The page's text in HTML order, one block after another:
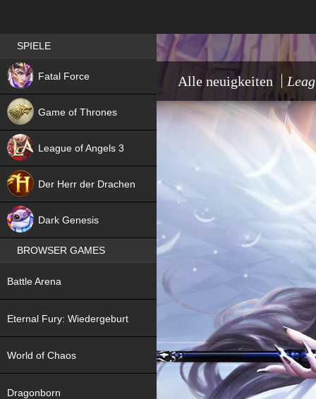
Alle neuigkeiten
Best RPG games in Germany
SPIELE
Fatal Force
NEW
Game of Thrones
League of Angels 3
Der Herr der Drachen
Dark Genesis
BROWSER GAMES
Battle Arena
Eternal Fury: Wiedergeburt
World of Chaos
Dragonborn